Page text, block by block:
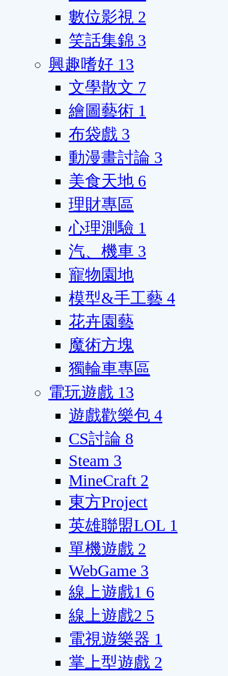
數位影視 2
笑話集錦 3
興趣嗜好 13
文學散文 7
繪圖藝術 1
布袋戲 3
動漫畫討論 3
美食天地 6
理財專區
心理測驗 1
汽、機車 3
寵物園地
模型&手工藝 4
花卉園藝
魔術方塊
獨輪車專區
電玩遊戲 13
遊戲歡樂包 4
CS討論 8
Steam 3
MineCraft 2
東方Project
英雄聯盟LOL 1
單機遊戲 2
WebGame 3
線上遊戲1 6
線上遊戲2 5
電視遊樂器 1
掌上型遊戲 2